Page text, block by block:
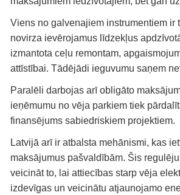
Viens no galvenajiem instrumentiem ir
novirza ievērojamus līdzekļus
izmantota ceļu remontam,
attīstībai. Tādējādi ieguvumu saņem
Paralēli darbojas arī obligāto
ieņēmumu no vēja parkiem tiek
finansējums sabiedriskiem projektiem.
Latvijā arī ir atbalsta mehānismi, kas
maksājumus pašvaldībām. Šis
veicināt to, lai attiecības starp vēja
izdevīgas un veicinātu atjaunojamo